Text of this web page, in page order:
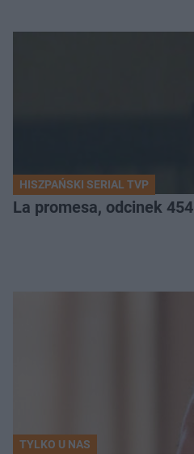
HISZPAŃSKI SERIAL TVP
La promesa, odcinek
TYLKO U NAS